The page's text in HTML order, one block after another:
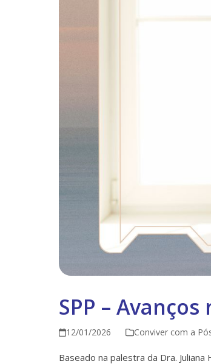
SPP –
12/01/2026 Conviver com a
Baseado na palestra da Dra.